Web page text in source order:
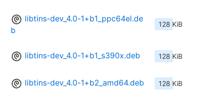
libtins-dev_4.0-1+b1_ppc64el.de
b
128 KiB
libtins-dev_4.0-1+b1_s390x.deb 128 KiB
libtins-dev_4.0-1+b2_amd64.deb 128 KiB